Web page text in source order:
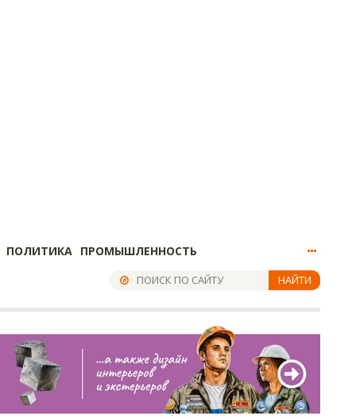
ПОЛИТИКА ПРОМЫШЛЕННОСТЬ
НАЙТИ